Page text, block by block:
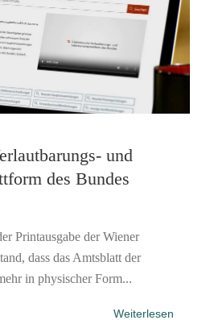
und
des Bundes
Printausgabe der Wiener
dass das Amtsblatt der
in physischer Form...
Weiterlesen